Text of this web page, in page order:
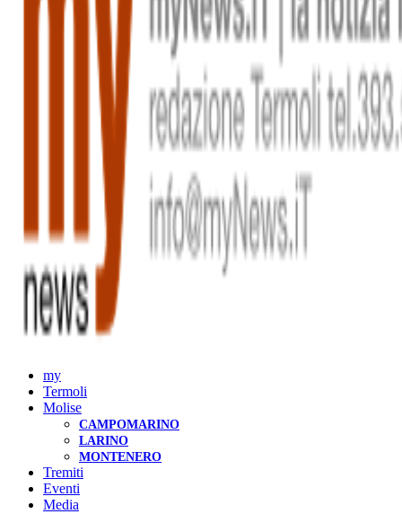
my
Termoli
Molise
CAMPOMARINO
LARINO
MONTENERO
Tremiti
Eventi
Media